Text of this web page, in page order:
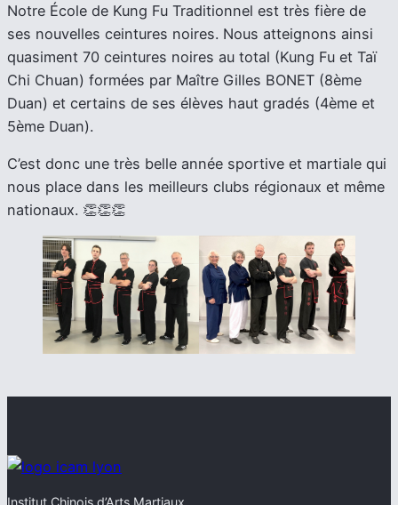
Notre École de Kung Fu Traditionnel est très fière de
ses nouvelles ceintures noires. Nous atteignons ainsi
quasiment 70 ceintures noires au total (Kung Fu et Taï
Chi Chuan) formées par Maître Gilles BONET (8ème
Duan) et certains de ses élèves haut gradés (4ème et
5ème Duan).
C’est donc une très belle année sportive et martiale qui
nous place dans les meilleurs clubs régionaux et même
nationaux. 👏👏👏
Institut Chinois d’Arts Martiaux